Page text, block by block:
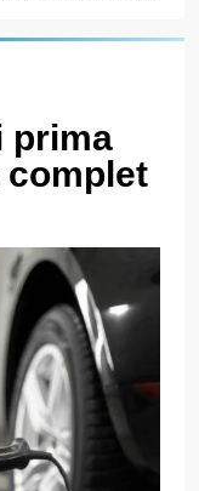
prima
complet